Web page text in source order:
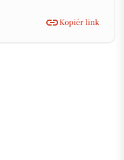
Kopiér link